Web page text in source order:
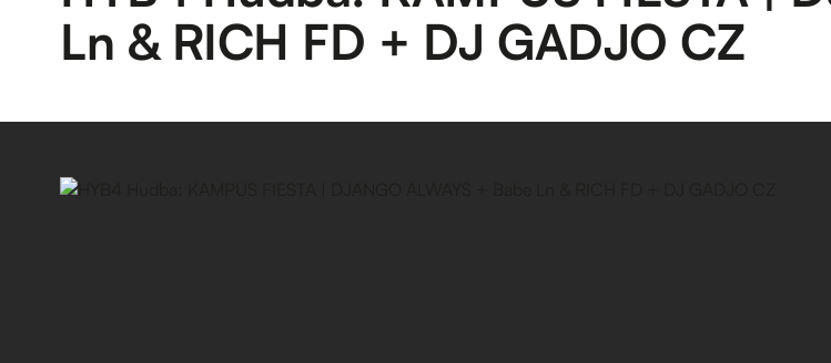
Ln & RICH FD + DJ GADJO CZ